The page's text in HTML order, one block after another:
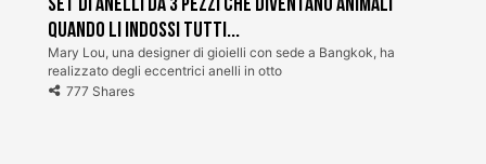
quando li indossi tutti...
Mary Lou, una designer di gioielli con sede a Bangkok, ha
realizzato degli eccentrici anelli in otto
777 Shares